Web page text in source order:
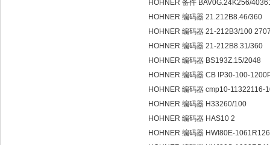
HOHNER 备件 BAV0G.24K256/
HOHNER 编码器 21.212B8.46/360
HOHNER 编码器 21-212B3/100
HOHNER 编码器 21-212B8.31/360
HOHNER 编码器 BS193Z.15/2048
HOHNER 编码器 CB IP30-100-
HOHNER 编码器 cmp10-11322116-
HOHNER 编码器 H33260/100
HOHNER 编码器 HAS10 2
HOHNER 编码器 HWI80E-